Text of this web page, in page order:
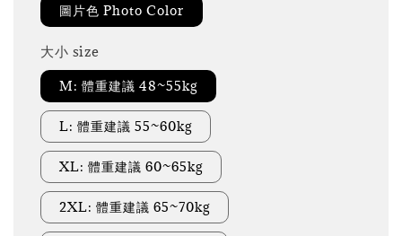
圖片色 Photo Color
大小 size
M: 體重建議 48~55kg
L: 體重建議 55~60kg
XL: 體重建議 60~65kg
2XL: 體重建議 65~70kg